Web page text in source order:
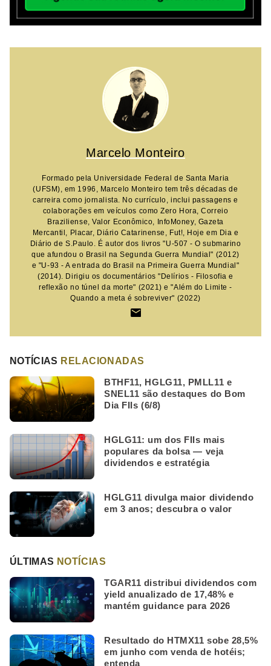
Marcelo Monteiro
Formado pela Universidade Federal de Santa Maria
(UFSM), em 1996, Marcelo Monteiro tem três décadas de
carreira como jornalista. No currículo, inclui passagens e
colaborações em veículos como Zero Hora, Correio
Braziliense, Valor Econômico, InfoMoney, Gazeta
Mercantil, Placar, Diário Catarinense, Fut!, Hoje em Dia e
Diário de S.Paulo. É autor dos livros "U-507 - O submarino
que afundou o Brasil na Segunda Guerra Mundial" (2012)
e "U-93 - A entrada do Brasil na Primeira Guerra Mundial"
(2014). Dirigiu os documentários "Delírios - Filosofia e
reflexão no túnel da morte" (2021) e "Além do Limite -
Quando a meta é sobreviver" (2022)
NOTÍCIAS RELACIONADAS
BTHF11, HGLG11, PMLL11 e
SNEL11 são destaques do Bom
Dia FIIs (6/8)
HGLG11: um dos FIIs mais
populares da bolsa — veja
dividendos e estratégia
HGLG11 divulga maior dividendo
em 3 anos; descubra o valor
ÚLTIMAS NOTÍCIAS
TGAR11 distribui dividendos com
yield anualizado de 17,48% e
mantém guidance para 2026
Resultado do HTMX11 sobe 28,5%
em junho com venda de hotéis;
entenda